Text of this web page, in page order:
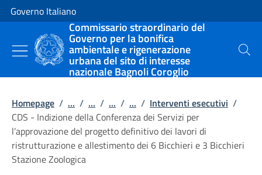
Vai al contenuto
Vai alla navigazione del sito
Governo Italiano
Commissario straordinario del
Governo per la bonifica
ambientale e rigenerazione
urbana del sito di interesse
nazionale Bagnoli Coroglio
Cerca
Homepage / ... / ... / ... / ... / Interventi esecutivi /
CDS - Indizione della Conferenza dei Servizi per
l’approvazione del progetto definitivo dei lavori di
ristrutturazione e allestimento dei 6 Bicchieri e 3 Bicchieri
Stazione Zoologica